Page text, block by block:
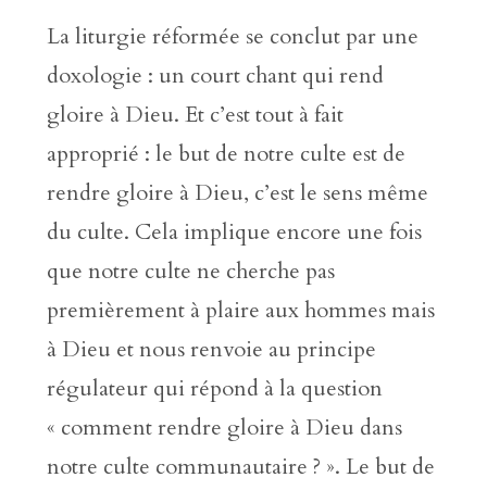
La liturgie réformée se conclut par une
doxologie : un court chant qui rend
gloire à Dieu. Et c’est tout à fait
approprié : le but de notre culte est de
rendre gloire à Dieu, c’est le sens même
du culte. Cela implique encore une fois
que notre culte ne cherche pas
premièrement à plaire aux hommes mais
à Dieu et nous renvoie au principe
régulateur qui répond à la question
« comment rendre gloire à Dieu dans
notre culte communautaire ? ». Le but de